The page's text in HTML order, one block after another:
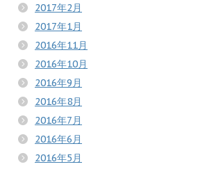
2017年2月
2017年1月
2016年11月
2016年10月
2016年9月
2016年8月
2016年7月
2016年6月
2016年5月